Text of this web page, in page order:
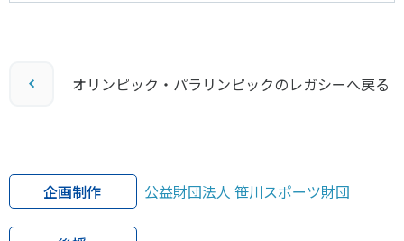
オリンピック・パラリンピックのレガシーへ戻る
企画制作 公益財団法人 笹川スポーツ財団